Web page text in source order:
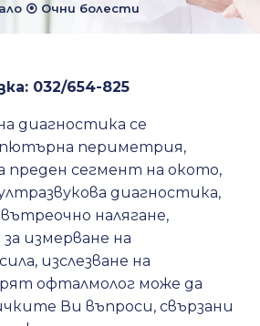
⦿ Очни болести
032/654-825
диагностика се
периметрия,
преден сегмент на окото,
диагностика,
налягане,
измерване на
изслезване на
офталмолог може да
Ви въпроси, свързани